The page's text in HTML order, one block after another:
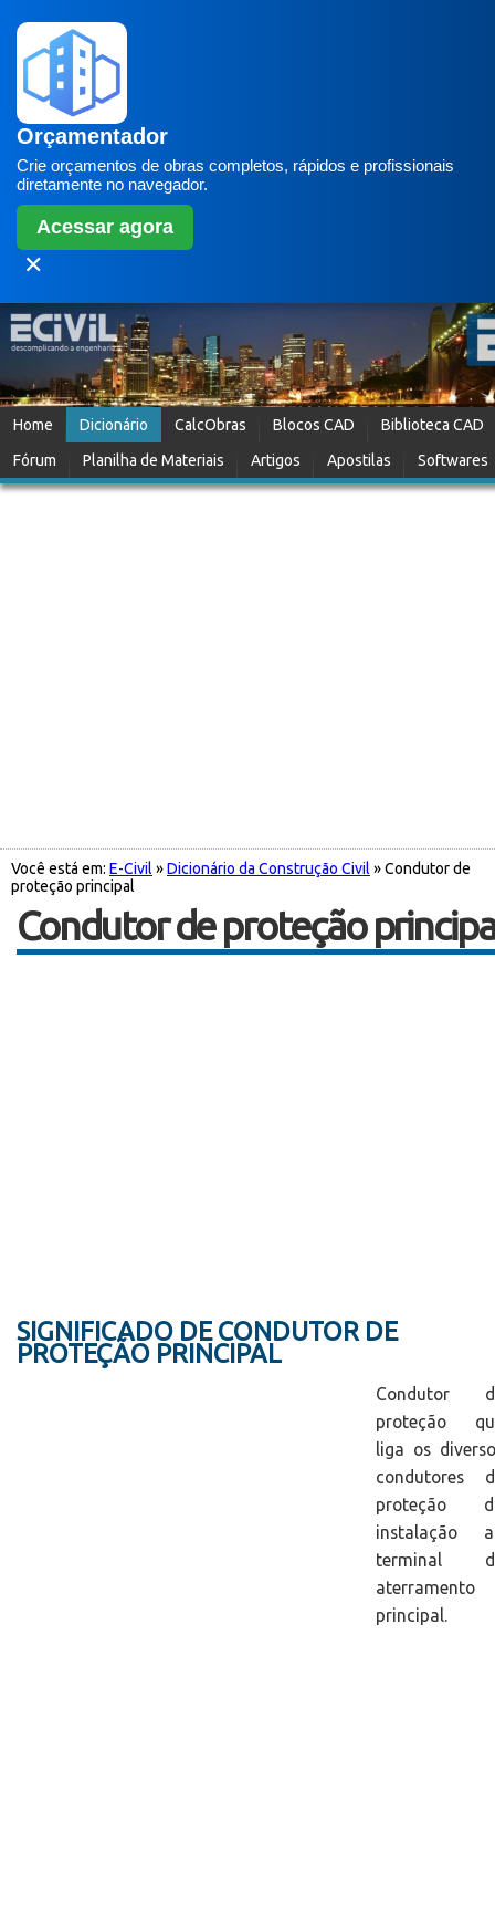
Orçamentador
Crie orçamentos de obras completos, rápidos e profissionais
diretamente no navegador.
Acessar agora
✕
Home Dicionário CalcObras Blocos CAD
Biblioteca CAD
Fórum
Planilha de Materiais Artigos Apostilas Softwares
Você está em: E-Civil »Dicionário da Construção Civil » Condutor de
proteção principal
Condutor de proteção
SIGNIFICADO DE CONDUTOR DE
PROTEÇÃO PRINCIPAL
Condutor
proteção
liga os
condutores
proteção
instalação
terminal
aterramento
principal.